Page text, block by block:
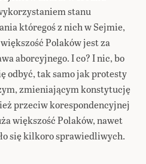
stanu
któregoś z nich w Sejmie,
Polaków jest za
aborcyjnego. I co? I nic, bo
odbyć, tak samo jak protesty
zmieniającym konstytucję
przeciw korespondencyjnej
większość Polaków, nawet
się kilkoro sprawiedliwych.